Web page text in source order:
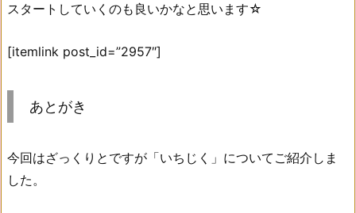
スタートしていくのも良いかなと思います☆
[itemlink post_id=”2957″]
あとがき
今回はざっくりとですが「いちじく」についてご紹介しま
した。